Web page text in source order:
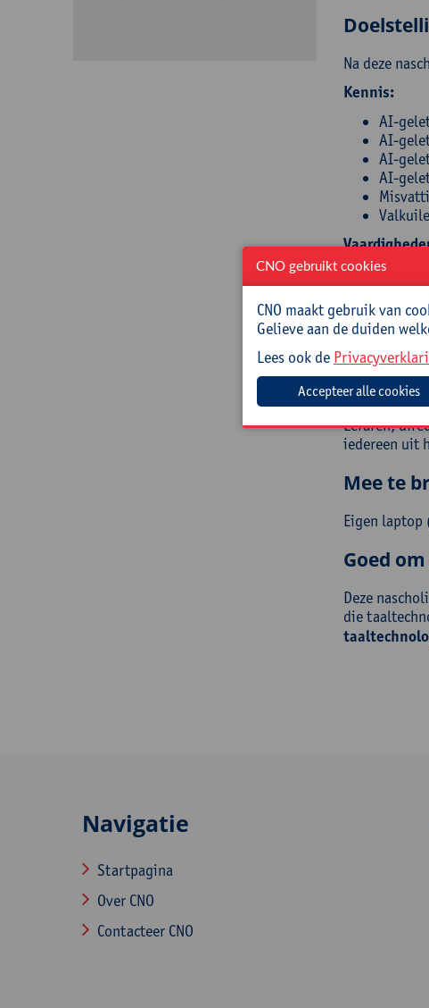
Na deze
Kennis:
AI-
AI-
AI-
AI-
en
AI- en
Doelgroep
Leraren,
iedereen uit
Mee te
Eigen
Goed
Deze
die
Navigatie
Startpagina
Over CNO
Contacteer CNO
CNO gebruikt cookies
CNO maakt gebruik van
Gelieve aan de duiden
Lees ook de